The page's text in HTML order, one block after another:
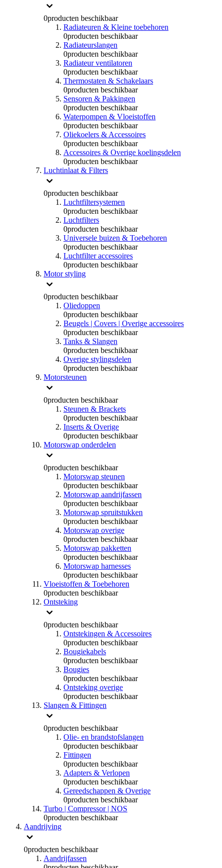
0producten beschikbaar
Radiateuren & Kleine toebehoren
0producten beschikbaar
Radiateurslangen
0producten beschikbaar
Radiateur ventilatoren
0producten beschikbaar
Thermostaten & Schakelaars
0producten beschikbaar
Sensoren & Pakkingen
0producten beschikbaar
Waterpompen & Vloeistoffen
0producten beschikbaar
Oliekoelers & Accessoires
0producten beschikbaar
Accessoires & Overige koelingsdelen
0producten beschikbaar
Luchtinlaat & Filters
0producten beschikbaar
Luchtfiltersystemen
0producten beschikbaar
Luchtfilters
0producten beschikbaar
Universele buizen & Toebehoren
0producten beschikbaar
Luchtfilter accessoires
0producten beschikbaar
Motor styling
0producten beschikbaar
Oliedoppen
0producten beschikbaar
Beugels | Covers | Overige accessoires
0producten beschikbaar
Tanks & Slangen
0producten beschikbaar
Overige stylingsdelen
0producten beschikbaar
Motorsteunen
0producten beschikbaar
Steunen & Brackets
0producten beschikbaar
Inserts & Overige
0producten beschikbaar
Motorswap onderdelen
0producten beschikbaar
Motorswap steunen
0producten beschikbaar
Motorswap aandrijfassen
0producten beschikbaar
Motorswap spruitstukken
0producten beschikbaar
Motorswap overige
0producten beschikbaar
Motorswap pakketten
0producten beschikbaar
Motorswap harnesses
0producten beschikbaar
Vloeistoffen & Toebehoren
0producten beschikbaar
Ontsteking
0producten beschikbaar
Ontstekingen & Accessoires
0producten beschikbaar
Bougiekabels
0producten beschikbaar
Bougies
0producten beschikbaar
Ontsteking overige
0producten beschikbaar
Slangen & Fittingen
0producten beschikbaar
Olie- en brandstofslangen
0producten beschikbaar
Fittingen
0producten beschikbaar
Adapters & Verlopen
0producten beschikbaar
Gereedschappen & Overige
0producten beschikbaar
Turbo | Compressor | NOS
0producten beschikbaar
Aandrijving
0producten beschikbaar
Aandrijfassen